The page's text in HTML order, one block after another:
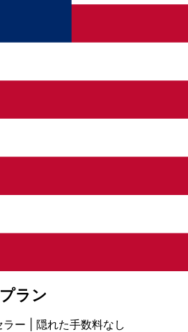
ラン
ー | 隠れた手数料なし